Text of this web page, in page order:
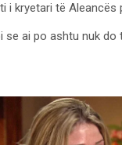
i kryetari të
se ai po ashtu nuk